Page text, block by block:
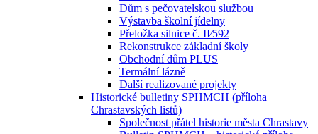
Dům s pečovatelskou službou
Výstavba školní jídelny
Přeložka silnice č. II⁄592
Rekonstrukce základní školy
Obchodní dům PLUS
Termální lázně
Další realizované projekty
Historické bulletiny SPHMCH (příloha
Chrastavských listů)
Společnost přátel historie města Chrastavy